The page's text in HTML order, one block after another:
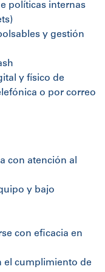
políticas internas
y gestión
y físico de
o por correo
con atención al
y bajo
con eficacia en
el cumplimiento de